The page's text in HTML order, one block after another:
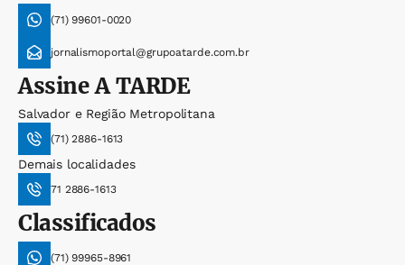
(71) 99601-0020
jornalismoportal@grupoatarde.com.br
AssineA TARDE
Salvador e Região Metropolitana
(71) 2886-1613
Demais localidades
71 2886-1613
Classificados
(71) 99965-8961